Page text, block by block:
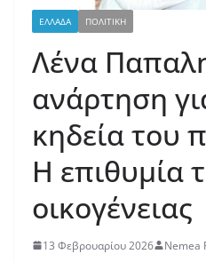
ΕΛΛΑΔΑ ΠΟΛΙΤΙΚΗ
Λένα
ανάρτηση
κηδεία του
Η επιθυμία
οικογένειας
13 Φεβρουαρίου 2026 Nemea